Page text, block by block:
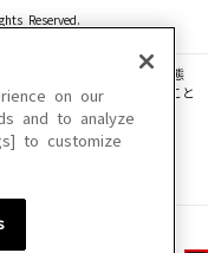
Reserved.
動画・音声等を、手段や形態
転載、ファイル化などすること
場合があります。
合があります。
on our
and to analyze
to customize